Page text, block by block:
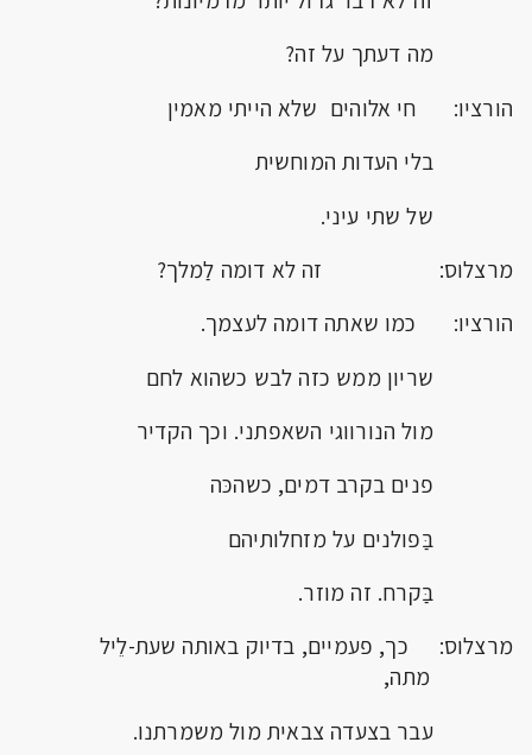
מה דעתך על זה?
הורציו: חי אלוהים שלא הייתי מאמין
בלי העדות המוחשית
של שתי עיני.
מרצלוס: זה לא דומה לַמלך?
הורציו: כמו שאתה דומה לעצמך.
שריון ממש כזה לבש כשהוא לחם
מול הנורווגי השאפתני. וכך הקדיר
פנים בקרב דמים, כשהכּה
בַּפולנים על מזחלותיהם
בַּקרח. זה מוזר.
מרצלוס: כך, פעמיים, בדיוק באותה שעת-לֵיל
מתה,
עבר בצעדה צבאית מול משמרתנו.